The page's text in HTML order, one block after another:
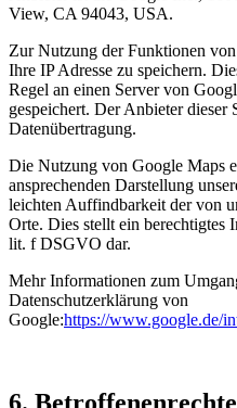
View, CA 94043, USA.
Zur Nutzung der Funktionen
Ihre IP Adresse zu speichern.
Regel an einen Server von
gespeichert. Der Anbieter dieser
Datenübertragung.
Die Nutzung von Google Maps
ansprechenden Darstellung
leichten Auffindbarkeit der von
Orte. Dies stellt ein berechtigtes
lit. f DSGVO dar.
Mehr Informationen zum
Datenschutzerklärung von
Google:https://www.google.de/